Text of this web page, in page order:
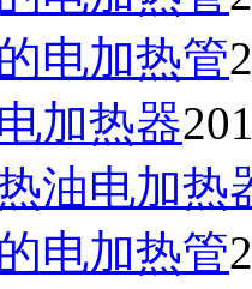
电加热管
加热器
油电加热
电加热管